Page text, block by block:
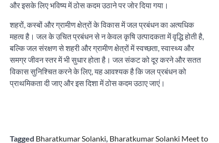
और इसके लिए भविष्य में ठोस कदम उठाने पर जोर दिया गया।
शहरों, कस्बों और ग्रामीण क्षेत्रों के विकास में जल प्रबंधन का अत्यधिक
महत्व है। जल के उचित प्रबंधन से न केवल कृषि उत्पादकता में वृद्धि होती है,
बल्कि जल संरक्षण से शहरी और ग्रामीण क्षेत्रों में स्वच्छता, स्वास्थ्य और
समग्र जीवन स्तर में भी सुधार होता है। जल संकट को दूर करने और सतत
विकास सुनिश्चित करने के लिए, यह आवश्यक है कि जल प्रबंधन को
प्राथमिकता दी जाए और इस दिशा में ठोस कदम उठाए जाएं।
Tagged Bharatkumar Solanki, Bharatkumar Solanki Meet to